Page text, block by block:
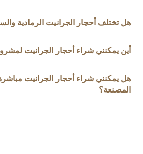
هل تختلف أحجار الجرانيت الرمادية
أين يمكنني شراء أحجار الجرانيت
هل يمكنني شراء أحجار الجرانيت
المصنعة؟